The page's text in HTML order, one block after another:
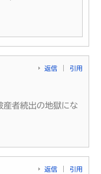
返信 引用
産者続出の地獄にな
返信 引用